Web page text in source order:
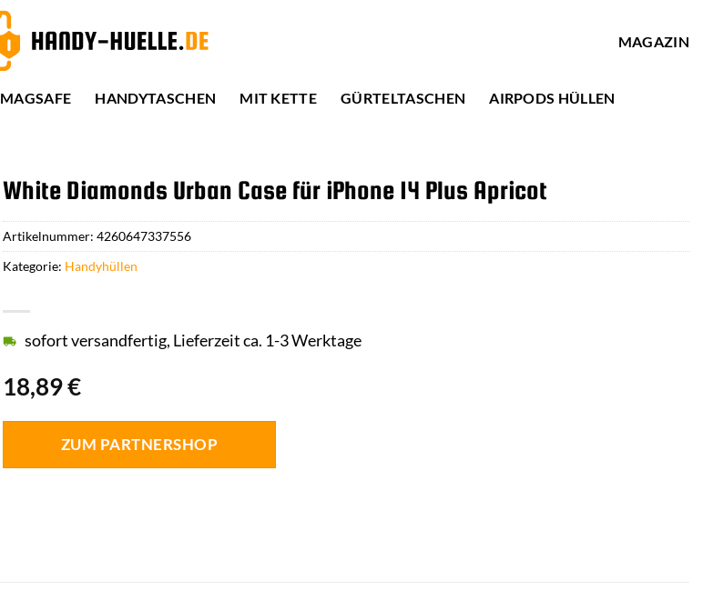
MAGAZIN
MAGSAFE HANDYTASCHEN MIT KETTE GÜRTELTASCHEN AIRPODS HÜLLEN
White Diamonds Urban Case für iPhone 14 Plus Apricot
18,89€
sofort versandfertig, Lieferzeit ca. 1-3 Werktage
ZUM PARTNERSHOP
Artikelnummer: 4260647337556
Kategorie: Handyhüllen